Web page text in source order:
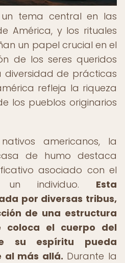
tema central en las
América, y los rituales
un papel crucial en el
de los seres queridos
diversidad de prácticas
refleja la riqueza
los pueblos originarios
americanos, la
de humo destaca
asociado con el
un individuo. Esta
por diversas tribus,
de una estructura
coloca el cuerpo del
su espíritu pueda
al más allá. Durante la